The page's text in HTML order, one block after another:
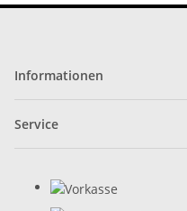
Informationen
Service